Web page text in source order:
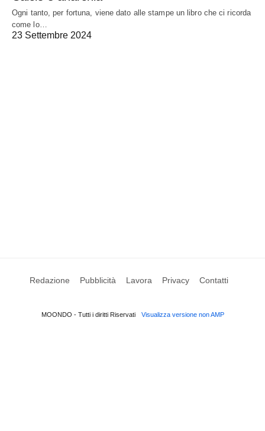
Ogni tanto, per fortuna, viene dato alle stampe un libro che ci ricorda
come lo…
23 Settembre 2024
Redazione Pubblicità Lavora Privacy Contatti
MOONDO - Tutti i diritti Riservati Visualizza versione non AMP